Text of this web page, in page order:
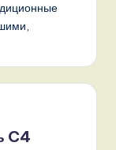
C4